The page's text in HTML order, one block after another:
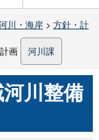
川・海岸> 方針・計
画 河川課
川整備